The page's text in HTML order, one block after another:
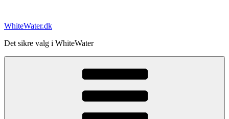
indhold
WhiteWater.dk
Det sikre valg i WhiteWater